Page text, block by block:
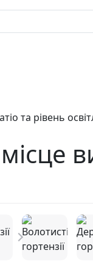
та рівень
місце